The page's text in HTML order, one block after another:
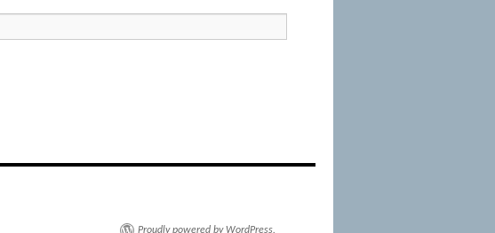
Proudly powered by WordPress.